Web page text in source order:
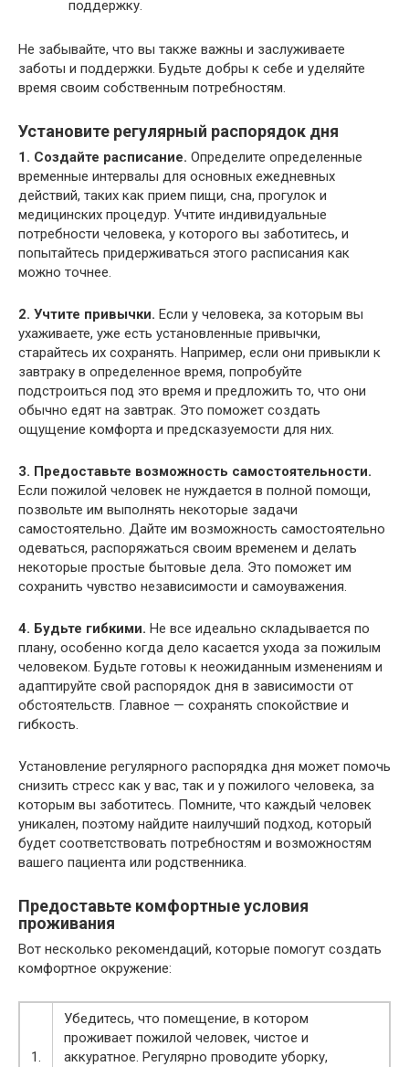
поддержку.
Не забывайте, что вы также важны и заслуживаете
заботы и поддержки. Будьте добры к себе и уделяйте
время своим собственным потребностям.
Установите регулярный распорядок дня
1. Создайте расписание. Определите определенные
временные интервалы для основных ежедневных
действий, таких как прием пищи, сна, прогулок и
медицинских процедур. Учтите индивидуальные
потребности человека, у которого вы заботитесь, и
попытайтесь придерживаться этого расписания как
можно точнее.
2. Учтите привычки. Если у человека, за которым вы
ухаживаете, уже есть установленные привычки,
старайтесь их сохранять. Например, если они привыкли к
завтраку в определенное время, попробуйте
подстроиться под это время и предложить то, что они
обычно едят на завтрак. Это поможет создать
ощущение комфорта и предсказуемости для них.
3. Предоставьте возможность самостоятельности.
Если пожилой человек не нуждается в полной помощи,
позвольте им выполнять некоторые задачи
самостоятельно. Дайте им возможность самостоятельно
одеваться, распоряжаться своим временем и делать
некоторые простые бытовые дела. Это поможет им
сохранить чувство независимости и самоуважения.
4. Будьте гибкими. Не все идеально складывается по
плану, особенно когда дело касается ухода за пожилым
человеком. Будьте готовы к неожиданным изменениям и
адаптируйте свой распорядок дня в зависимости от
обстоятельств. Главное — сохранять спокойствие и
гибкость.
Установление регулярного распорядка дня может помочь
снизить стресс как у вас, так и у пожилого человека, за
которым вы заботитесь. Помните, что каждый человек
уникален, поэтому найдите наилучший подход, который
будет соответствовать потребностям и возможностям
вашего пациента или родственника.
Предоставьте комфортные условия
проживания
Вот несколько рекомендаций, которые помогут создать
комфортное окружение:
1.
Убедитесь, что помещение, в котором
проживает пожилой человек, чистое и
аккуратное. Регулярно проводите уборку,